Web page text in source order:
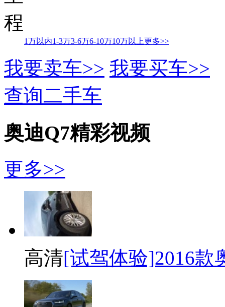
程
1万以内1-3万3-6万6-10万10万以上更多>>
我要卖车>> 我要买车>>
查询二手车
奥迪Q7精彩视频
更多>>
高清[试驾体验]2016款